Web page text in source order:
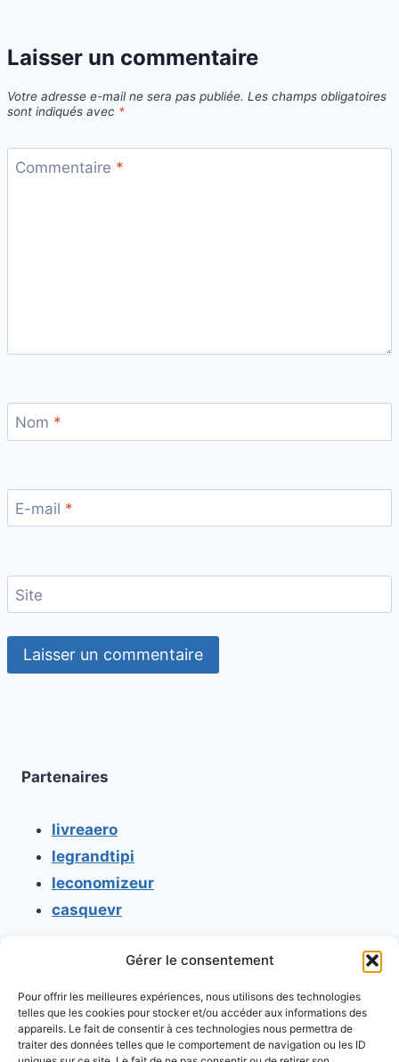
Gérer le consentement
Pour offrir les meilleures expériences, nous utilisons des technologies
telles que les cookies pour stocker et/ou accéder aux informations des
appareils. Le fait de consentir à ces technologies nous permettra de
traiter des données telles que le comportement de navigation ou les ID
Laisser un commentaire
Votre adresse e-mail ne sera pas publiée. Les champs obligatoires
sont indiqués avec *
Commentaire *
Nom *
E-mail *
Site
Partenaires
livreaero
legrandtipi
leconomizeur
casquevr
Mentions légales
Conditions générales d'utilisation